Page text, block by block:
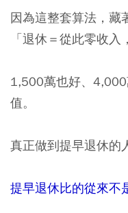
因為這整套算法，藏
「退休＝從此零收入
1,500萬也好、
值。
真正做到提早退休的
提早退休比的從來不